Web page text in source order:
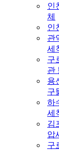
인
체
인
관
세
구
관
용
구
하
세
김
압
구